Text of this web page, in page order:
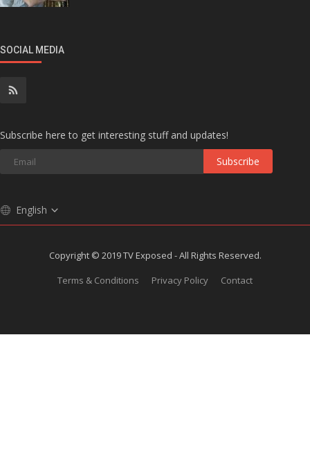
SOCIAL MEDIA
Subscribe here to get interesting stuff and updates!
Subscribe
English
Copyright © 2019 TV Exposed - All Rights Reserved.
Terms & Conditions
Privacy Policy Contact